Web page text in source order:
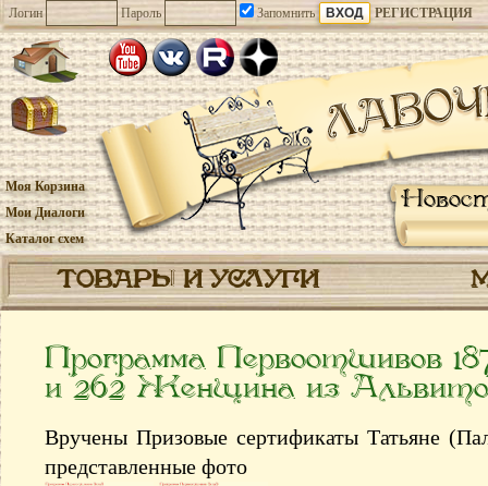
Логин Пароль Запомнить РЕГИСТРАЦИЯ
Моя Корзина
Мои Диалоги
Каталог схем
ТОВАРЫ И УСЛУГИ
Программа Первоотшивов
и 262 Женщина из Альвито
Вручены Призовые сертификаты Татьяне
представленные фото